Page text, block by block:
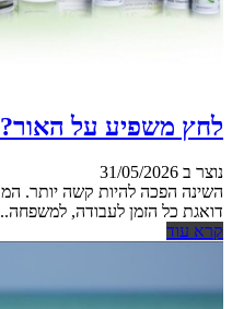
לחץ משפיע על האור?
נוצר ב 31/05/2026
השינה הפכה להיות קשה יותר.
דואגת כל הזמן לעבודה,
קרא עוד